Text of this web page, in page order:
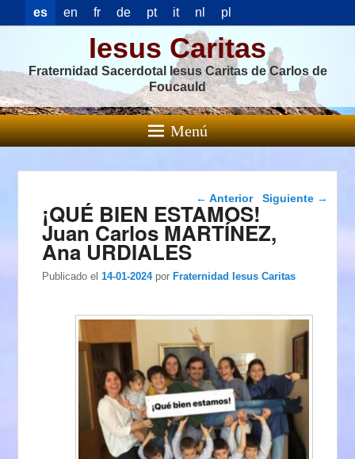
es en fr de pt it nl pl
Iesus Caritas
Fraternidad Sacerdotal Iesus Caritas de Carlos de
Foucauld
Menú
Navegación de
entradas
← Anterior Siguiente →
¡QUÉ BIEN ESTAMOS!
Juan Carlos MARTÍNEZ,
Ana URDIALES
Publicado el 14-01-2024 porFraternidad Iesus Caritas